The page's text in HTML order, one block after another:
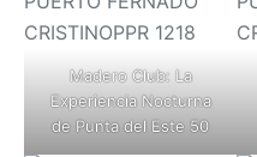
Madero Club: La
Experiencia Nocturna
de Punta del Este 50